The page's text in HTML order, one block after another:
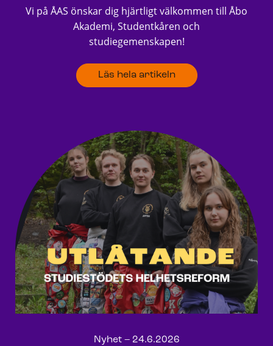
Vi på ÅAS önskar dig hjärtligt välkommen till Åbo
Akademi, Studentkåren och
studiegemenskapen!
Läs hela artikeln
Nyhet – 24.6.2026